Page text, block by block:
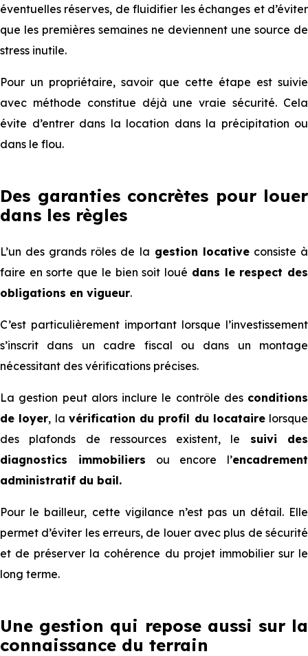
éventuelles réserves, de fluidifier les échanges et d’éviter
que les premières semaines ne deviennent une source de
stress inutile.
Pour un propriétaire, savoir que cette étape est suivie
avec méthode constitue déjà une vraie sécurité. Cela
évite d’entrer dans la location dans la précipitation ou
dans le flou.
Des garanties concrètes pour louer
dans les règles
L’un des grands rôles de la gestion locativeconsiste à
faire en sorte que le bien soit loué dans le respect des
obligations en vigueur.
C’est particulièrement important lorsque l’investissement
s’inscrit dans un cadre fiscal ou dans un montage
nécessitant des vérifications précises.
La gestion peut alors inclure le contrôle des conditions
de loyer, la vérification du profil du locatairelorsque
des plafonds de ressources existent, le suivi des
diagnostics immobiliers ou encore l’encadrement
administratif du bail.
Pour le bailleur, cette vigilance n’est pas un détail. Elle
permet d’éviter les erreurs, de louer avec plus de sécurité
et de préserver la cohérence du projet immobilier sur le
long terme.
Une gestion qui repose aussi sur la
connaissance du terrain